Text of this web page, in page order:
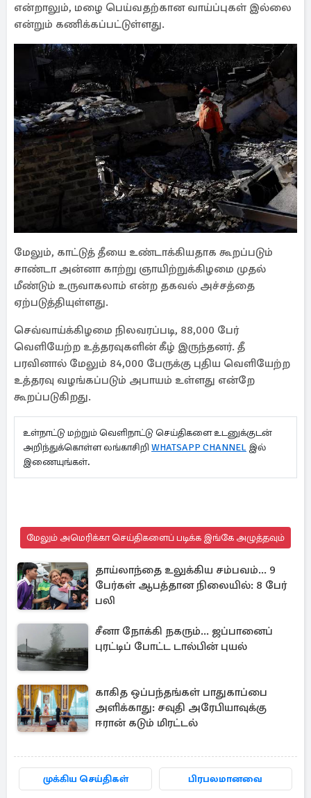
என்றாலும், மழை பெய்வதற்கான வாய்ப்புகள் இல்லை
என்றும் கணிக்கப்பட்டுள்ளது.
மேலும், காட்டுத் தீயை உண்டாக்கியதாக கூறப்படும்
சாண்டா அன்னா காற்று ஞாயிற்றுக்கிழமை முதல்
மீண்டும் உருவாகலாம் என்ற தகவல் அச்சத்தை
ஏற்படுத்தியுள்ளது.
செவ்வாய்க்கிழமை நிலவரப்படி, 88,000 பேர்
வெளியேற்ற உத்தரவுகளின் கீழ் இருந்தனர். தீ
பரவினால் மேலும் 84,000 பேருக்கு புதிய வெளியேற்ற
உத்தரவு வழங்கப்படும் அபாயம் உள்ளது என்றே
கூறப்படுகிறது.
உள்நாட்டு மற்றும் வெளிநாட்டு செய்திகளை உடனுக்குடன்
அறிந்துக்கொள்ள லங்காசிறி WHATSAPP CHANNEL இல்
இணையுங்கள்.
மேலும் அமெரிக்கா செய்திகளைப் படிக்க இங்கே அழுத்தவும்
தாய்லாந்தை உலுக்கிய சம்பவம்... 9
பேர்கள் ஆபத்தான நிலையில்: 8 பேர்
பலி
சீனா நோக்கி நகரும்... ஜப்பானைப்
புரட்டிப் போட்ட டால்பின் புயல்
காகித ஒப்பந்தங்கள் பாதுகாப்பை
அளிக்காது: சவுதி அரேபியாவுக்கு
ஈரான் கடும் மிரட்டல்
முக்கிய செய்திகள் பிரபலமானவை